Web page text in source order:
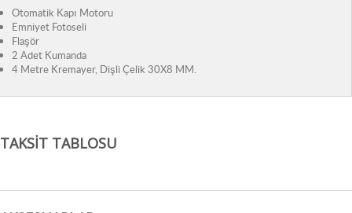
Otomatik Kapı Motoru
Emniyet Fotoseli
Flaşör
2 Adet Kumanda
4 Metre Kremayer, Dişli Çelik 30X8 MM.
TAKSIT TABLOSU